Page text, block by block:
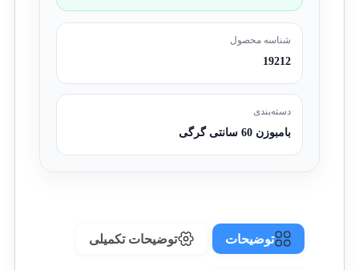
شناسه محصول
19212
دسته‌بندی
بامبوزن 60 سانتی گرگی
توضیحات توضیحات تکمیلی